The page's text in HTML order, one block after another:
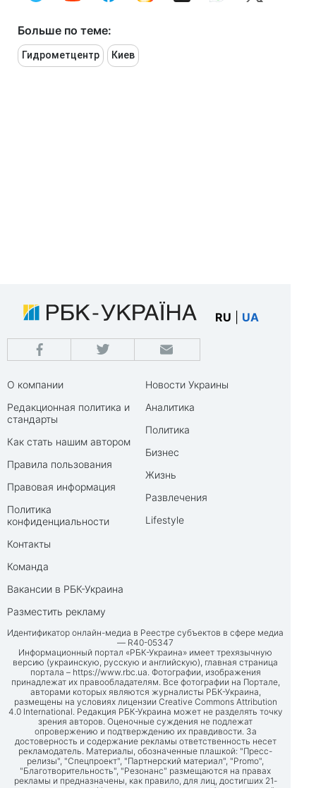
Больше по теме:
Гидрометцентр Киев
RU UA
О компании
Редакционная политика и
стандарты
Как стать нашим автором
Правила пользования
Правовая информация
Политика
конфиденциальности
Контакты
Команда
Вакансии в РБК-Украина
Разместить рекламу
Новости Украины
Аналитика
Политика
Бизнес
Жизнь
Развлечения
Lifestyle
Идентификатор онлайн-медиа в Реестре субъектов в сфере медиа
— R40-05347
Информационный портал «РБК-Украина» имеет трехязычную
версию (украинскую, русскую и английскую), главная страница
портала – https://www.rbc.ua. Фотографии, изображения
принадлежат их правообладателям. Все фотографии на Портале,
авторами которых являются журналисты РБК-Украина,
размещены на условиях лицензии Creative Commons Attribution
4.0 International. Редакция РБК-Украина может не разделять точку
зрения авторов. Оценочные суждения не подлежат
опровержению и подтверждению их правдивости. За
достоверность и содержание рекламы ответственность несет
рекламодатель. Материалы, обозначенные плашкой: "Пресс-
релизы", "Спецпроект", "Партнерский материал", "Promo",
"Благотворительность", "Резонанс" размещаются на правах
рекламы и предназначены, как правило, для лиц, достигших 21-